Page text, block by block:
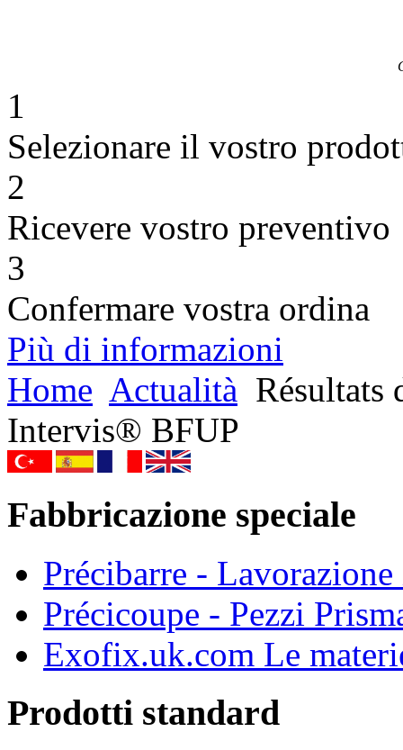
1
Selezionare il vostro
2
Ricevere vostro preventivo
3
Confermare vostra ordina
Più di informazioni
Home Actualità Résultats
Intervis® BFUP
Fabbricazione speciale
Précibarre -
Précicoupe - Pezzi
Exofix.uk.com Le
Prodotti standard